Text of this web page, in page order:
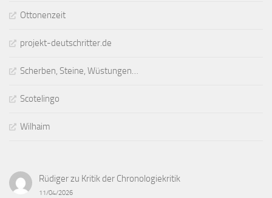
Ottonenzeit
projekt-deutschritter.de
Scherben, Steine, Wüstungen…
Scotelingo
Wilhaim
Rüdigerzu Kritik der Chronologiekritik
11/04/2026